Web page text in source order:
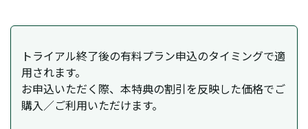
トライアル終了後の有料プラン申込のタイミングで適
用されます。
お申込いただく際、本特典の割引を反映した価格でご
購入／ご利用いただけます。